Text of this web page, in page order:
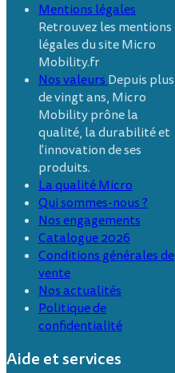
Mentions légales
Retrouvez les mentions
légales du site Micro
Mobility.fr
Nos valeurs Depuis plus
de vingt ans, Micro
Mobility prône la
qualité, la durabilité et
l'innovation de ses
produits.
La qualité Micro
Qui sommes-nous ?
Nos engagements
Catalogue 2026
Conditions générales de
vente
Nos actualités
Politique de
confidentialité
Aide et services